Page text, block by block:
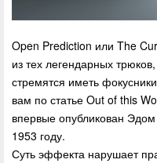
Open Prediction или The
из тех легендарных
стремятся иметь
вам по статье Out of this
впервые опубликован
1953 году.
Суть эффекта нарушает